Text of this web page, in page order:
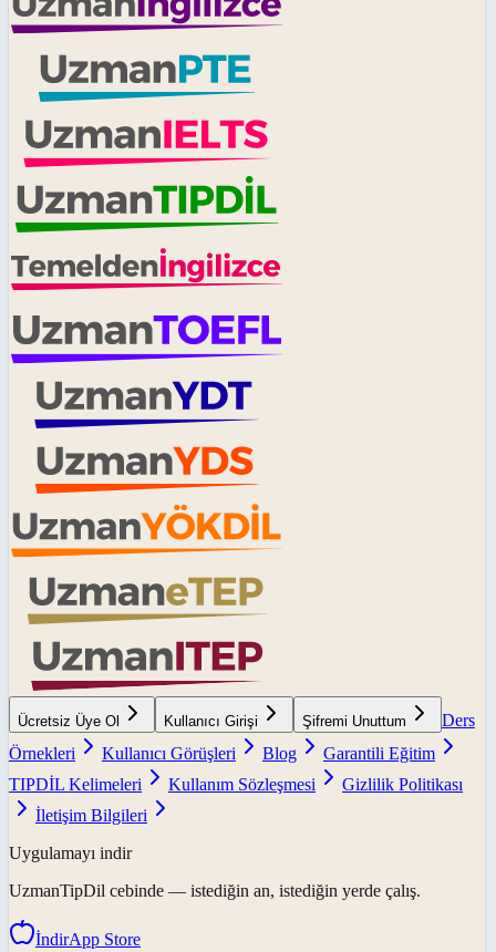
Ücretsiz Üye Ol Kullanıcı Girişi Şifremi Unuttum
Ders
Örnekleri
Kullanıcı Görüşleri Blog
Garantili Eğitim
TIPDİL Kelimeleri
Kullanım Sözleşmesi
Gizlilik Politikası
İletişim Bilgileri
Uygulamayı indir
UzmanTipDil cebinde — istediğin an, istediğin yerde çalış.
İndirApp Store